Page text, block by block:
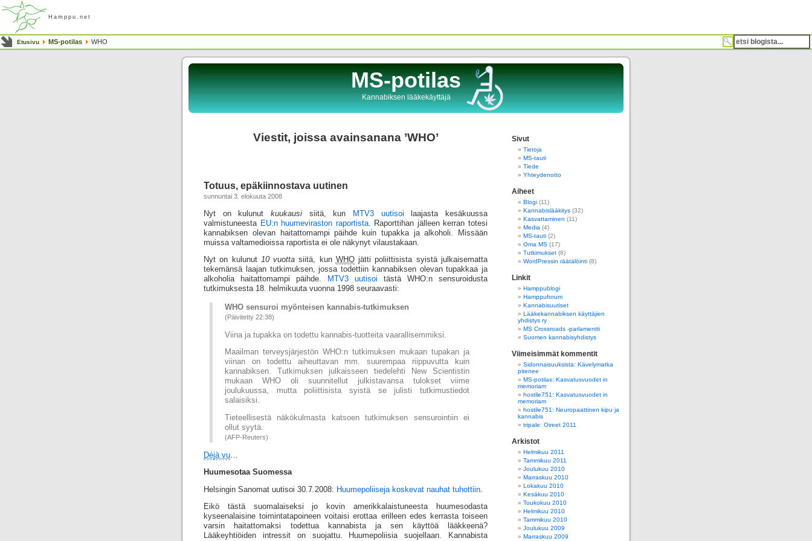
Hamppu.net
Etusivu MS-potilas WHO
MS-potilas
Kannabiksen lääkekäyttäjä
Viestit, joissa avainsanana ’WHO’
Totuus, epäkiinnostava uutinen
sunnuntai 3. elokuuta 2008
Nyt on kulunut kuukausi siitä, kun MTV3 uutisoi laajasta kesäkuussa
valmistuneesta EU:n huumeviraston raportista. Raporttihan jälleen kerran totesi
kannabiksen olevan haitattomampi päihde kuin tupakka ja alkoholi. Missään
muissa valtamedioissa raportista ei ole näkynyt vilaustakaan.
Nyt on kulunut 10 vuotta siitä, kun WHOjätti poliittisista syistä julkaisematta
tekemänsä laajan tutkimuksen, jossa todettiin kannabiksen olevan tupakkaa ja
alkoholia haitattomampi päihde.
MTV3 uutisoi tästä WHO:n sensuroidusta
tutkimuksesta 18. helmi­kuuta vuonna 1998 seuraavasti:
WHO sensuroi myönteisen kannabis-tutkimuksen
(Päivitetty 22:38)
Viina ja tupakka on todettu kannabis-tuotteita vaarallisemmiksi.
Maailman terveysjärjestön WHO:n tutkimuksen mukaan tupakan ja
viinan on todettu aiheuttavan mm. suurempaa riippuvutta kuin
kannabiksen. Tutkimuksen julkaisseen tiedelehti New Scientistin
mukaan WHO oli suunnitellut julkistavansa tulokset viime
joulukuussa, mutta poliittisista syistä se julisti tutkimustiedot
salaisiksi.
Tieteellisestä näkökulmasta katsoen tutkimuksen sensurointiin ei
ollut syytä.
(AFP-Reuters)
Déjà vu
Huumesotaa Suomessa
Helsingin Sanomat uutisoi 30.7.2008: Huumepoliiseja koskevat nauhat tuhottiin
Eikö tästä suomalaiseksi jo kovin amerikkalaistuneesta huume­sodasta
kyseenalaisine toimintatapoineen voitaisi erottaa erilleen edes kerrasta toiseen
varsin haitattomaksi todettua kannabista ja sen käyttöä lääkkeenä?
Lääkeyhtiöiden intressit on suojattu. Huume­poliisia suojellaan. Kannabista
Sivut
Tietoja
MS-tauti
Tiede
Yhteydenotto
Aiheet
Blogi (11)
Kannabislääkitys (32)
Kasvattaminen (11)
Media (4)
MS-tauti (2)
Oma MS (17)
Tutkimukset (8)
WordPressin räätälöinti (8)
Linkit
Hamppublogi
Hamppuforum
Kannabisuutiset
Lääkekannabiksen käyttäjien
yhdistys ry
MS Crossroads -parlamentti
Suomen kannabisyhdistys
Viimeisimmät kommentit
Sidonnaisuuksista: Kävelymatka
pitenee
MS-potilas: Kasvatusvuodet in
memoriam
hostile751: Kasvatusvuodet in
memoriam
hostile751: Neuropaattinen kipu ja
kannabis
tripale: Oireet 2011
Arkistot
Helmikuu 2011
Tammikuu 2011
Joulukuu 2010
Marraskuu 2010
Lokakuu 2010
Kesäkuu 2010
Toukokuu 2010
Helmikuu 2010
Tammikuu 2010
Joulukuu 2009
Marraskuu 2009